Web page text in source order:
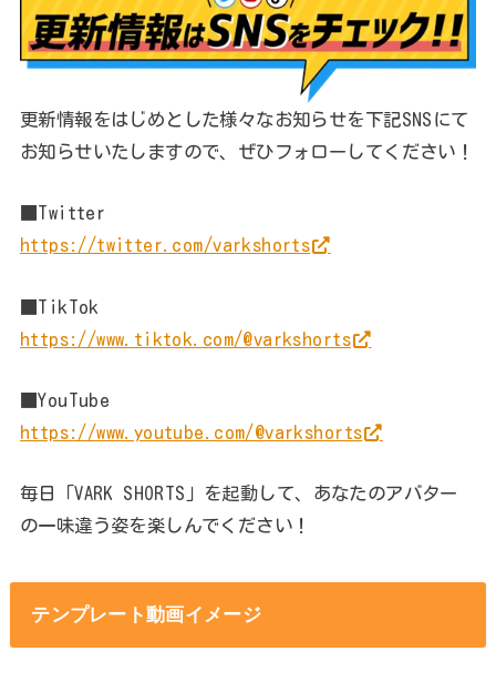
更新情報をはじめとした様々なお知らせを下記SNSにて
お知らせいたしますので、ぜひフォローしてください！
■Twitter
https://twitter.com/varkshorts
■TikTok
https://www.tiktok.com/@varkshorts
■YouTube
https://www.youtube.com/@varkshorts
毎日「VARK SHORTS」を起動して、あなたのアバター
の一味違う姿を楽しんでください！
テンプレート動画イメージ